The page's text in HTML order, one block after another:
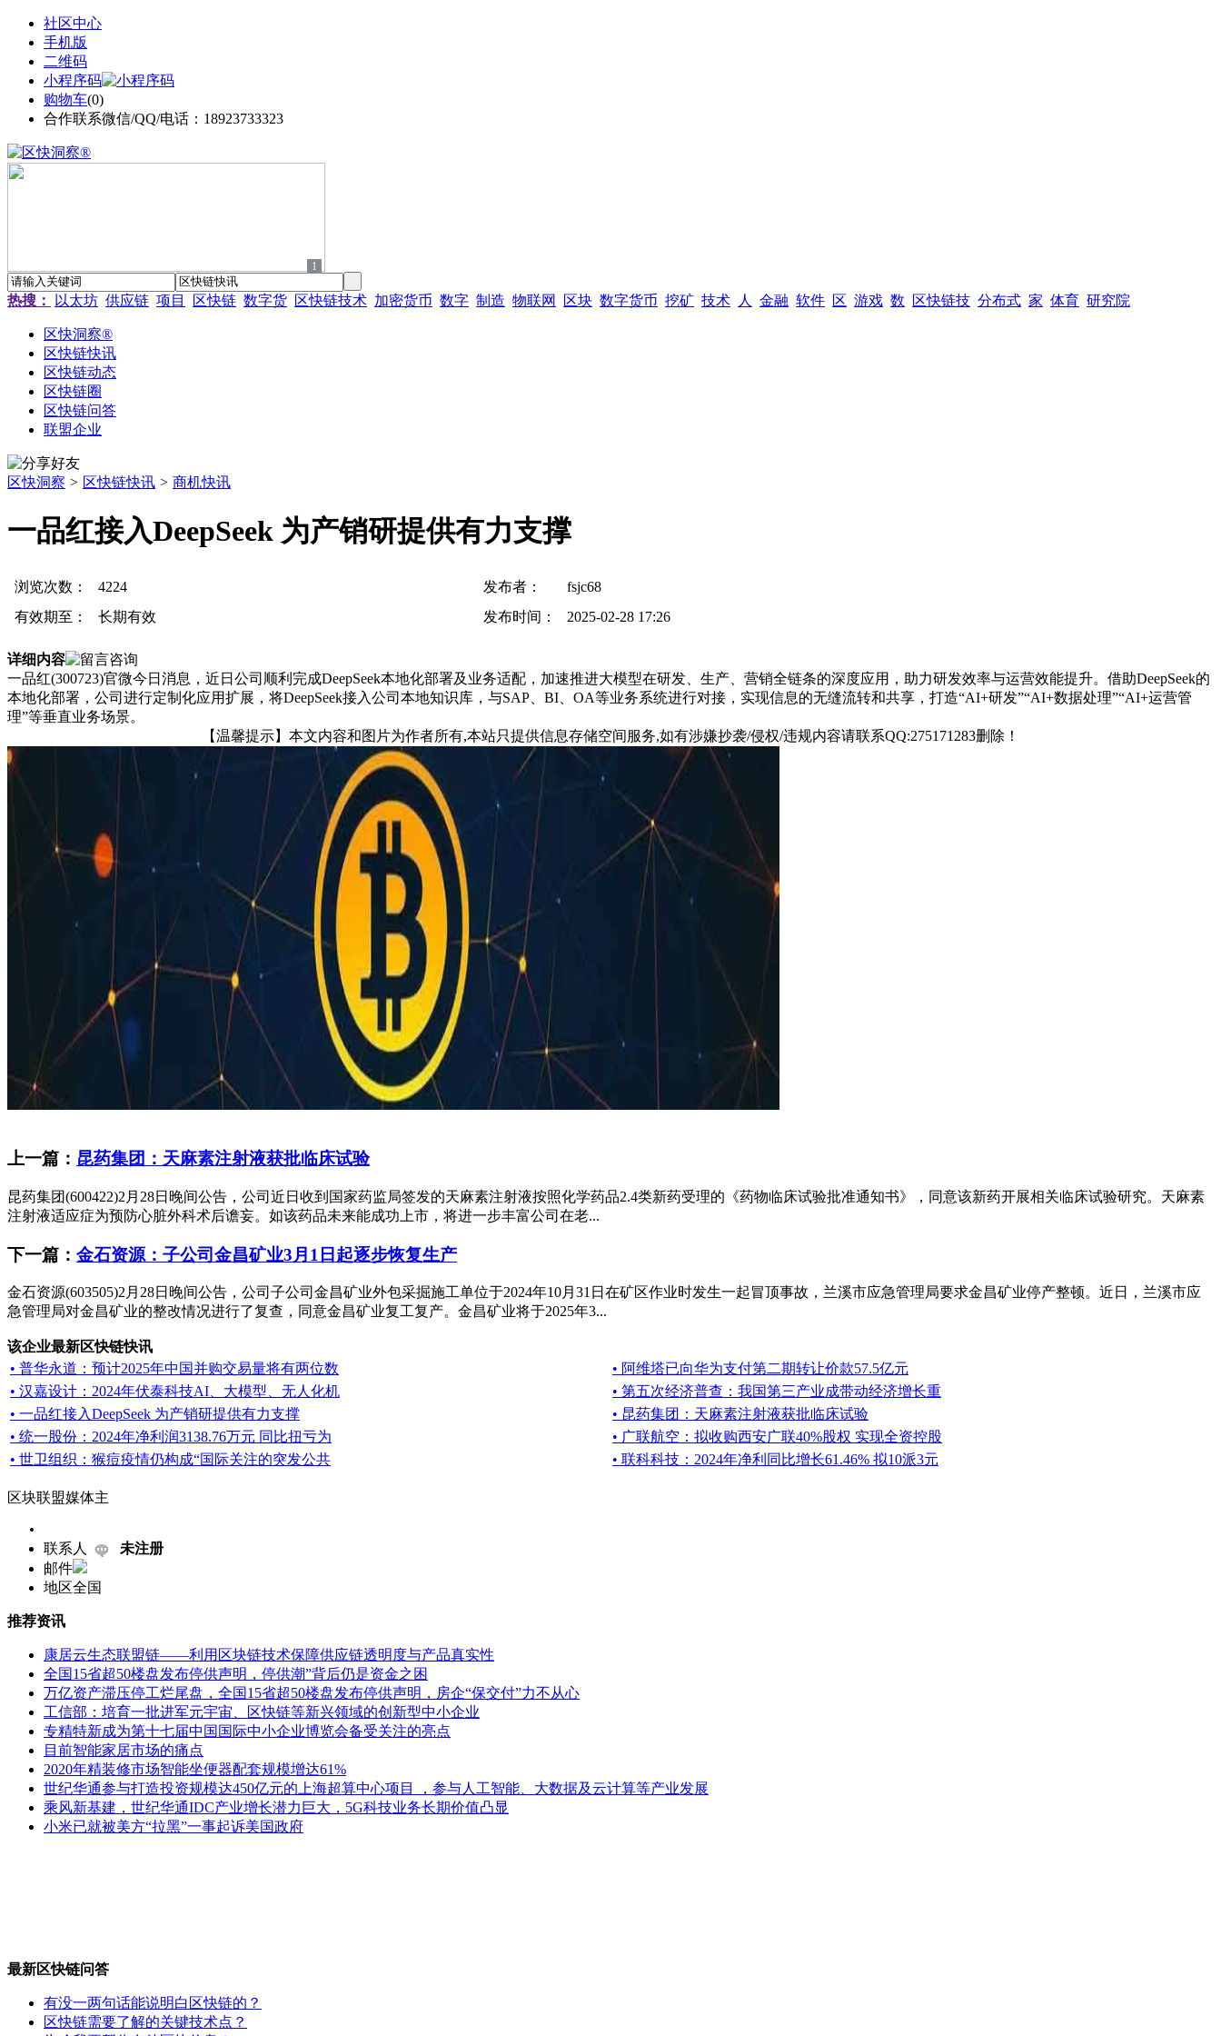
社区中心
手机版
二维码
小程序码
购物车(0)
合作联系微信/QQ/电话：18923733323
1
热搜： 以太坊 供应链 项目 区快链 数字货 区快链技术 加密货币 数字 制造 物联网 区块 数字货币 挖矿 技术 人 金融 软件 区 游戏 数 区快链技 分布式 家 体育 研究院
区快洞察®
区快链快讯
区快链动态
区快链圈
区快链问答
联盟企业
区快洞察 > 区快链快讯 > 商机快讯
一品红接入DeepSeek 为产销研提供有力支撑
浏览次数： 4224 发布者：
fsjc68
有效期至：
长期有效 发布时间： 2025-02-28 17:26
详细内容
一品红(300723)官微今日消息，近日公司顺利完成DeepSeek本地化部署及业务适配，加速推进大模型在研发、生产、营销全链条的深度应用，助力研发效率与运营效能提升。借助DeepSeek的
本地化部署，公司进行定制化应用扩展，将DeepSeek接入公司本地知识库，与SAP、BI、OA等业务系统进行对接，实现信息的无缝流转和共享，打造“AI+研发”“AI+数据处理”“AI+运营管
理”等垂直业务场景。
【温馨提示】本文内容和图片为作者所有,本站只提供信息存储空间服务,如有涉嫌抄袭/侵权/违规内容请联系QQ:275171283删除！
上一篇： 昆药集团：天麻素注射液获批临床试验
昆药集团(600422)2月28日晚间公告，公司近日收到国家药监局签发的天麻素注射液按照化学药品2.4类新药受理的《药物临床试验批准通知书》，同意该新药开展相关临床试验研究。天麻素
注射液适应症为预防心脏外科术后谵妄。如该药品未来能成功上市，将进一步丰富公司在老...
下一篇： 金石资源：子公司金昌矿业3月1日起逐步恢复生产
金石资源(603505)2月28日晚间公告，公司子公司金昌矿业外包采掘施工单位于2024年10月31日在矿区作业时发生一起冒顶事故，兰溪市应急管理局要求金昌矿业停产整顿。近日，兰溪市应
急管理局对金昌矿业的整改情况进行了复查，同意金昌矿业复工复产。金昌矿业将于2025年3...
该企业最新区快链快讯
• 普华永道：预计2025年中国并购交易量将有两位数
• 阿维塔已向华为支付第二期转让价款57.5亿元
• 汉嘉设计：2024年伏泰科技AI、大模型、无人化机
• 第五次经济普查：我国第三产业成带动经济增长重
• 一品红接入DeepSeek 为产销研提供有力支撑
• 昆药集团：天麻素注射液获批临床试验
• 统一股份：2024年净利润3138.76万元 同比扭亏为
• 广联航空：拟收购西安广联40%股权 实现全资控股
• 世卫组织：猴痘疫情仍构成“国际关注的突发公共
• 联科科技：2024年净利同比增长61.46% 拟10派3元
区块联盟媒体主
联系人
未注册
邮件
地区全国
推荐资讯
康居云生态联盟链——利用区块链技术保障供应链透明度与产品真实性
全国15省超50楼盘发布停供声明，停供潮”背后仍是资金之困
万亿资产滞压停工烂尾盘，全国15省超50楼盘发布停供声明，房企“保交付”力不从心
工信部：培育一批进军元宇宙、区快链等新兴领域的创新型中小企业
专精特新成为第十七届中国国际中小企业博览会备受关注的亮点
目前智能家居市场的痛点
2020年精装修市场智能坐便器配套规模增达61%
世纪华通参与打造投资规模达450亿元的上海超算中心项目 ，参与人工智能、大数据及云计算等产业发展
乘风新基建，世纪华通IDC产业增长潜力巨大，5G科技业务长期价值凸显
小米已就被美方“拉黑”一事起诉美国政府
最新区快链问答
有没一两句话能说明白区快链的？
区快链需要了解的关键技术点？